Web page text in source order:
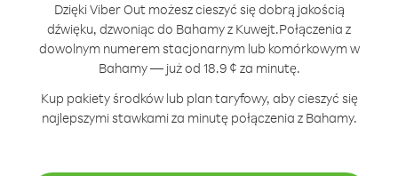
Dzięki Viber Out możesz cieszyć się dobrą jakością
dźwięku, dzwoniąc do Bahamy z Kuwejt.Połączenia z
dowolnym numerem stacjonarnym lub komórkowym w
Bahamy — już od 18.9 ¢ za minutę.
Kup pakiety środków lub plan taryfowy, aby cieszyć się
najlepszymi stawkami za minutę połączenia z Bahamy.